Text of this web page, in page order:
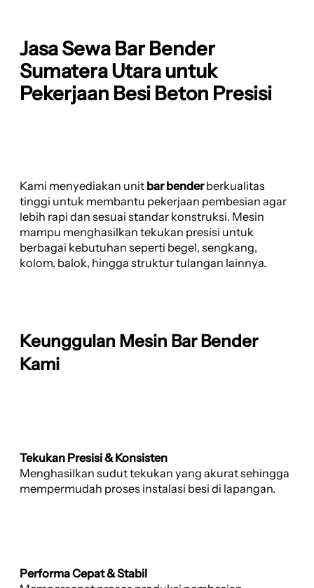
Jasa Sewa Bar Bender
Sumatera Utara untuk
Pekerjaan Besi Beton Presisi
Kami menyediakan unit bar benderberkualitas
tinggi untuk membantu pekerjaan pembesian agar
lebih rapi dan sesuai standar konstruksi. Mesin
mampu menghasilkan tekukan presisi untuk
berbagai kebutuhan seperti begel, sengkang,
kolom, balok, hingga struktur tulangan lainnya.
Keunggulan Mesin Bar Bender
Kami
Tekukan Presisi & Konsisten
Menghasilkan sudut tekukan yang akurat sehingga
mempermudah proses instalasi besi di lapangan.
Performa Cepat & Stabil